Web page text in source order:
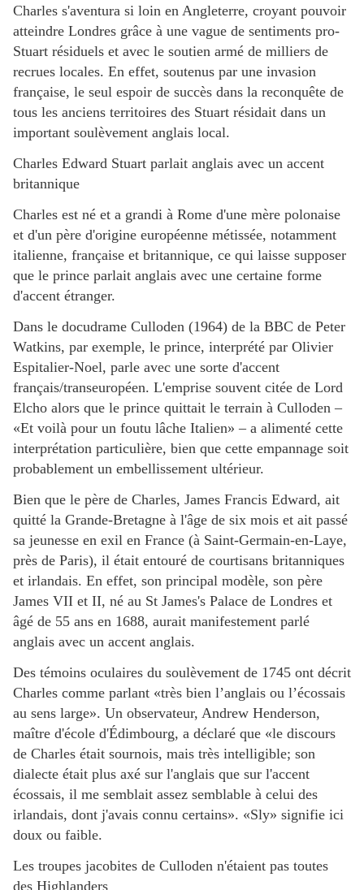
Charles s'aventura si loin en Angleterre, croyant pouvoir
atteindre Londres grâce à une vague de sentiments pro-
Stuart résiduels et avec le soutien armé de milliers de
recrues locales. En effet, soutenus par une invasion
française, le seul espoir de succès dans la reconquête de
tous les anciens territoires des Stuart résidait dans un
important soulèvement anglais local.
Charles Edward Stuart parlait anglais avec un accent
britannique
Charles est né et a grandi à Rome d'une mère polonaise
et d'un père d'origine européenne métissée, notamment
italienne, française et britannique, ce qui laisse supposer
que le prince parlait anglais avec une certaine forme
d'accent étranger.
Dans le docudrame Culloden (1964) de la BBC de Peter
Watkins, par exemple, le prince, interprété par Olivier
Espitalier-Noel, parle avec une sorte d'accent
français/transeuropéen. L'emprise souvent citée de Lord
Elcho alors que le prince quittait le terrain à Culloden –
«Et voilà pour un foutu lâche Italien» – a alimenté cette
interprétation particulière, bien que cette empannage soit
probablement un embellissement ultérieur.
Bien que le père de Charles, James Francis Edward, ait
quitté la Grande-Bretagne à l'âge de six mois et ait passé
sa jeunesse en exil en France (à Saint-Germain-en-Laye,
près de Paris), il était entouré de courtisans britanniques
et irlandais. En effet, son principal modèle, son père
James VII et II, né au St James's Palace de Londres et
âgé de 55 ans en 1688, aurait manifestement parlé
anglais avec un accent anglais.
Des témoins oculaires du soulèvement de 1745 ont décrit
Charles comme parlant «très bien l’anglais ou l’écossais
au sens large». Un observateur, Andrew Henderson,
maître d'école d'Édimbourg, a déclaré que «le discours
de Charles était sournois, mais très intelligible; son
dialecte était plus axé sur l'anglais que sur l'accent
écossais, il me semblait assez semblable à celui des
irlandais, dont j'avais connu certains». «Sly» signifie ici
doux ou faible.
Les troupes jacobites de Culloden n'étaient pas toutes
des Highlanders